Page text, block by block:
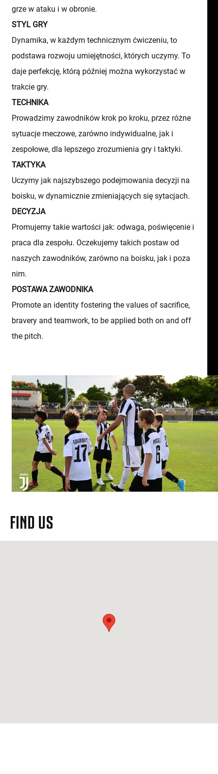
grze w ataku i w obronie.
STYL GRY
Dynamika, w każdym technicznym ćwiczeniu, to
podstawa rozwoju umiejętności, których uczymy. To
daje perfekcję, którą później można wykorzystać w
trakcie gry.
TECHNIKA
Prowadzimy zawodników krok po kroku, przez różne
sytuacje meczowe, zarówno indywidualne, jak i
zespołowe, dla lepszego zrozumienia gry i taktyki.
TAKTYKA
Uczymy jak najszybszego podejmowania decyzji na
boisku, w dynamicznie zmieniających się sytacjach.
DECYZJA
Promujemy takie wartości jak: odwaga, poświęcenie i
praca dla zespołu. Oczekujemy takich postaw od
naszych zawodników, zarówno na boisku, jak i poza
nim.
POSTAWA ZAWODNIKA
Promote an identity fostering the values of sacrifice,
bravery and teamwork, to be applied both on and off
the pitch.
FIND US